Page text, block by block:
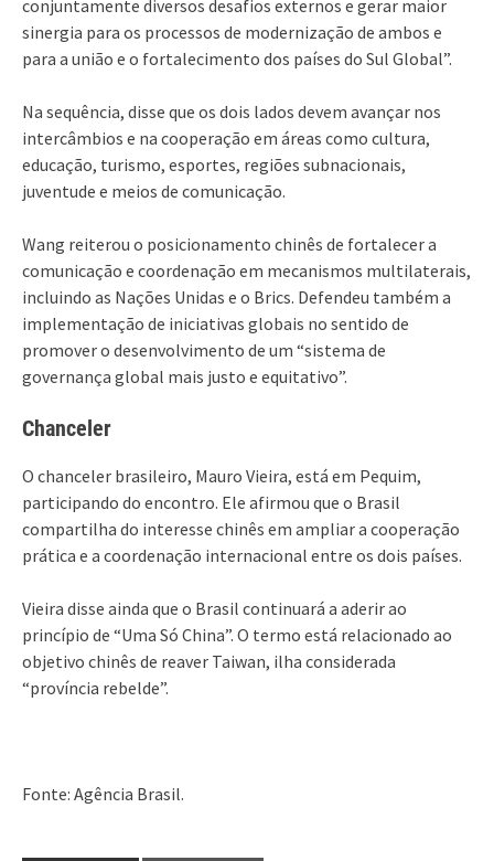
conjuntamente diversos desafios externos e gerar maior
sinergia para os processos de modernização de ambos e
para a união e o fortalecimento dos países do Sul Global”.
Na sequência, disse que os dois lados devem avançar nos
intercâmbios e na cooperação em áreas como cultura,
educação, turismo, esportes, regiões subnacionais,
juventude e meios de comunicação.
Wang reiterou o posicionamento chinês de fortalecer a
comunicação e coordenação em mecanismos multilaterais,
incluindo as Nações Unidas e o Brics. Defendeu também a
implementação de iniciativas globais no sentido de
promover o desenvolvimento de um “sistema de
governança global mais justo e equitativo”.
Chanceler
O chanceler brasileiro, Mauro Vieira, está em Pequim,
participando do encontro. Ele afirmou que o Brasil
compartilha do interesse chinês em ampliar a cooperação
prática e a coordenação internacional entre os dois países.
Vieira disse ainda que o Brasil continuará a aderir ao
princípio de “Uma Só China”. O termo está relacionado ao
objetivo chinês de reaver Taiwan, ilha considerada
“província rebelde”.
Fonte: Agência Brasil.